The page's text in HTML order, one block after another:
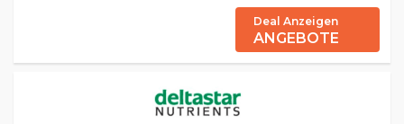
Deal Anzeigen
ANGEBOTE